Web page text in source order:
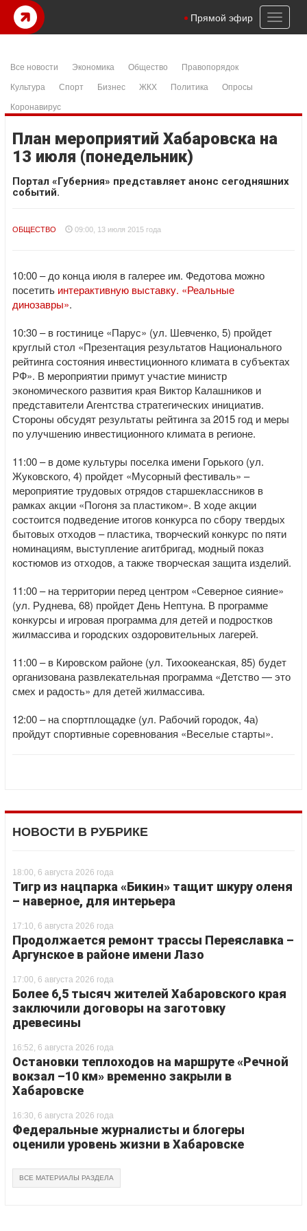
Toggle
Прямой эфир
Все новости Экономика Общество
Правопорядок
Культура
Спорт Бизнес ЖКХ Политика
Опросы
Коронавирус
План мероприятий Хабаровска на
13 июля (понедельник)
Портал «Губерния» представляет анонс сегодняшних
событий.
ОБЩЕСТВО 09:00, 13 июля 2015 года
10:00 – до конца июля в галерее им. Федотова можно
посетить интерактивную выставку. «Реальные
динозавры».
10:30 – в гостинице «Парус» (ул. Шевченко, 5) пройдет
круглый стол «Презентация результатов Национального
рейтинга состояния инвестиционного климата в субъектах
РФ». В мероприятии примут участие министр
экономического развития края Виктор Калашников и
представители Агентства стратегических инициатив.
Стороны обсудят результаты рейтинга за 2015 год и меры
по улучшению инвестиционного климата в регионе.
11:00 – в доме культуры поселка имени Горького (ул.
Жуковского, 4) пройдет «Мусорный фестиваль» –
мероприятие трудовых отрядов старшеклассников в
рамках акции «Погоня за пластиком». В ходе акции
состоится подведение итогов конкурса по сбору твердых
бытовых отходов – пластика, творческий конкурс по пяти
номинациям, выступление агитбригад, модный показ
костюмов из отходов, а также творческая защита изделий.
11:00 – на территории перед центром «Северное сияние»
(ул. Руднева, 68) пройдет День Нептуна. В программе
конкурсы и игровая программа для детей и подростков
жилмассива и городских оздоровительных лагерей.
11:00 – в Кировском районе (ул. Тихоокеанская, 85) будет
организована развлекательная программа «Детство — это
смех и радость» для детей жилмассива.
12:00 – на спортплощадке (ул. Рабочий городок, 4а)
пройдут спортивные соревнования «Веселые старты».
НОВОСТИ В РУБРИКЕ
18:00, 6 августа 2026 года
Тигр из нацпарка «Бикин» тащит шкуру оленя
– наверное, для интерьера
17:10, 6 августа 2026 года
Продолжается ремонт трассы Переяславка –
Аргунское в районе имени Лазо
17:00, 6 августа 2026 года
Более 6,5 тысяч жителей Хабаровского края
заключили договоры на заготовку
древесины
16:52, 6 августа 2026 года
Остановки теплоходов на маршруте «Речной
вокзал –10 км» временно закрыли в
Хабаровске
16:30, 6 августа 2026 года
Федеральные журналисты и блогеры
оценили уровень жизни в Хабаровске
ВСЕ МАТЕРИАЛЫ РАЗДЕЛА